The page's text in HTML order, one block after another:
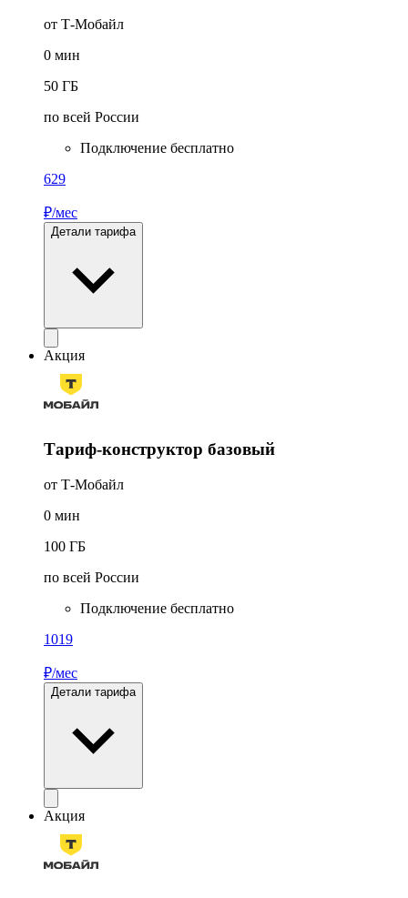
от Т-Мобайл
0 мин
50 ГБ
по всей России
Подключение бесплатно
629
₽/мес
Детали тарифа
Акция
Тариф-конструктор базовый
от Т-Мобайл
0 мин
100 ГБ
по всей России
Подключение бесплатно
1019
₽/мес
Детали тарифа
Акция